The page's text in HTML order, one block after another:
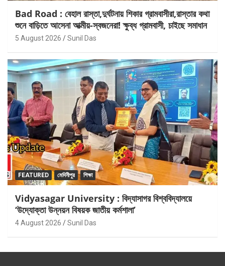
Bad Road : বেহাল রাস্তা,দুর্ঘটনায় শিকার গ্রামবাসীরা,রাস্তার কথা
শুনে বাড়িতে আসেনা আত্মীয়-স্বজনেরা! ক্ষুব্ধ গ্রামবাসী, চাইছে সমাধান
5 August 2026 Sunil Das
FEATURED মেদিনীপুর শিক্ষা
Vidyasagar University : বিদ্যাসাগর বিশ্ববিদ্যালয়ে
‘উদ্যোক্তা উন্নয়ন বিষয়ক জাতীয় কর্মশালা’
4 August 2026 Sunil Das